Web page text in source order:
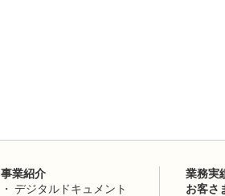
事業紹介
デジタルドキュメント
業務実
お客さ